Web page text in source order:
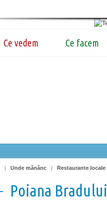
Ce vedem Ce facem
| Unde mănânc | Restaurante locale
Poiana Bradului